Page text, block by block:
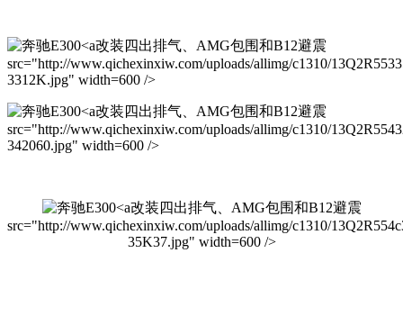
改装四出排气、AMG包围和B12避震
src="http://www.qichexinxiw.com/uploads/allimg/c1310/
3312K.jpg" width=600 />
改装四出排气、AMG包围和B12避震
src="http://www.qichexinxiw.com/uploads/allimg/c1310/
342060.jpg" width=600 />
改装四出排气、AMG包围和B12避震
src="http://www.qichexinxiw.com/uploads/allimg/c1310/
35K37.jpg" width=600 />